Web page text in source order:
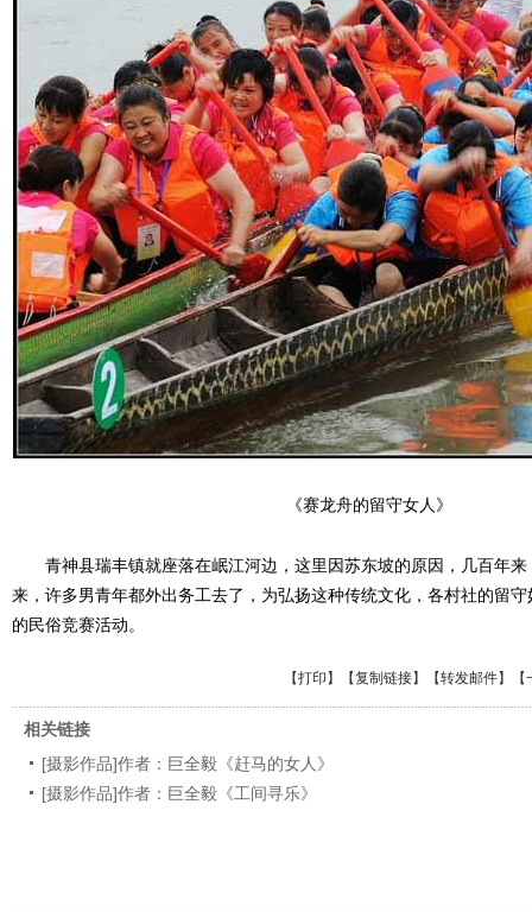
《赛龙舟的留守女人》
青神县瑞丰镇就座落在岷江河边，这里因苏东坡的原因，几百年来
来，许多男青年都外出务工去了，为弘扬这种传统文化，各村社的留
的民俗竞赛活动。
【打印 】【复制链接】【转发邮件】
相关链接
[摄影作品]作者：巨全毅《赶马的女人》
[摄影作品]作者：巨全毅《工间寻乐》